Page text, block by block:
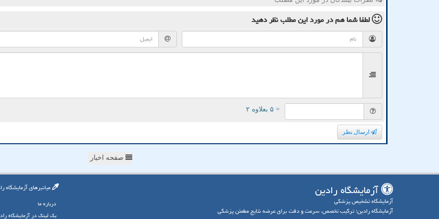
لطفا شما همدر مورد این مطلبنظر دهید
= ۵ بعلاوه ۲
ارسال نظر
صفحه اخبار
آزمایشگاه رادین
آزمایشگاه تشخیص پزشکی
آزمایشگاه رادین؛ ترکیب تخصص، سرعت و دقت برای عرضه نتایج مطمئن پزشکی
میانبرهای آزمایشگاه
درباره ما
بک لینک در آزمایشگاه